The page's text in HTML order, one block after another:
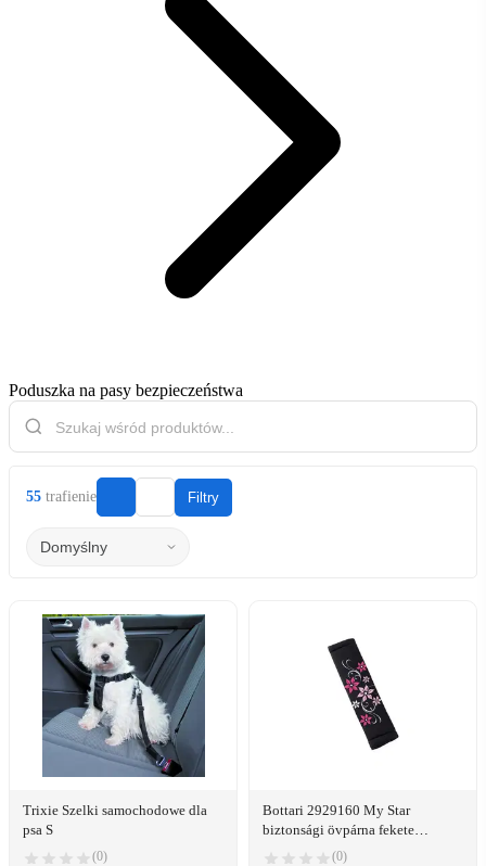
Poduszka na pasy bezpieczeństwa
55 trafienie Filtry
Trixie Szelki samochodowe dla
psa S
(0)
Bottari 2929160 My Star
biztonsági övpárna fekete
rózsaszín virágmintás pár
(0)